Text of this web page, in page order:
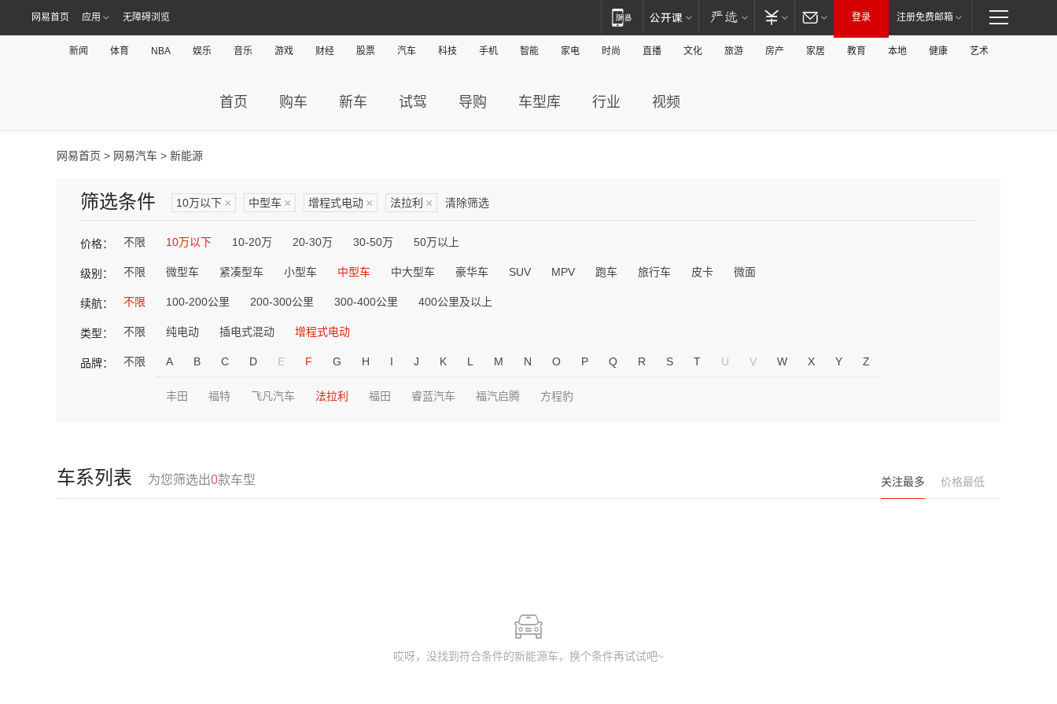
网易首页 应用 无障碍浏览 登录 注册免费邮箱
新闻 体育 NBA 娱乐 音乐 游戏 财经 股票 汽车 科技 手机 智能 家电 时尚 直播 文化 旅游 房产 家居 教育 本地 健康 艺术
首页 购车 新车 试驾 导购 车型库 行业 视频
网易首页 > 网易汽车 > 新能源
筛选条件 10万以下 × 中型车 × 增程式电动 × 法拉利 × 清除筛选
价格： 不限 10万以下 10-20万 20-30万 30-50万 50万以上
级别： 不限 微型车 紧凑型车 小型车 中型车 中大型车 豪华车 SUV MPV 跑车 旅行车 皮卡 微面
续航： 不限 100-200公里 200-300公里 300-400公里 400公里及以上
类型： 不限 纯电动 插电式混动 增程式电动
品牌： 不限 A B C D E F G H I J K L M N O P Q R S T U V W X Y Z
丰田 福特 飞凡汽车 法拉利 福田 睿蓝汽车 福汽启腾 方程豹
车系列表 为您筛选出0款车型 关注最多 价格最低
哎呀，没找到符合条件的新能源车，换个条件再试试吧~